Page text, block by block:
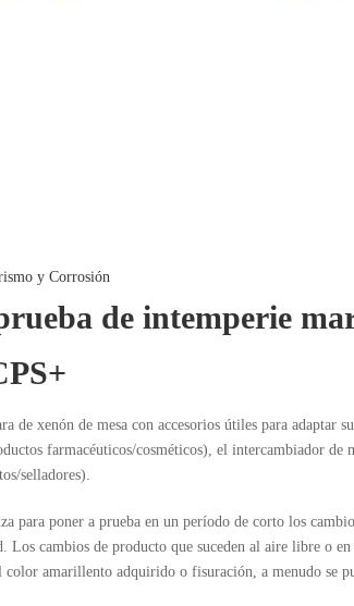
y Corrosión
de intemperie
de xenón de mesa con accesorios útiles para adaptar
farmacéuticos/cosméticos), el intercambiador
selladores).
para poner a prueba en un período de corto los
Los cambios de producto que suceden al aire libre o
amarillento adquirido o fisuración, a menudo se